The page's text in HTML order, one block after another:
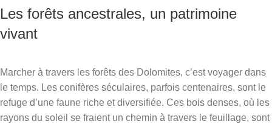
Les forêts ancestrales, un patrimoine
vivant
Marcher à travers les forêts des Dolomites, c’est voyager dans
le temps. Les conifères séculaires, parfois centenaires, sont le
refuge d’une faune riche et diversifiée. Ces bois denses, où les
rayons du soleil se fraient un chemin à travers le feuillage, sont